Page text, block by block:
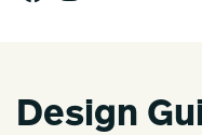
Design